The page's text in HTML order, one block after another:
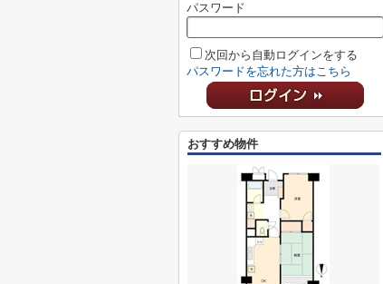
パスワード
次回から自動ログインをする
パスワードを忘れた方はこちら
おすすめ物件